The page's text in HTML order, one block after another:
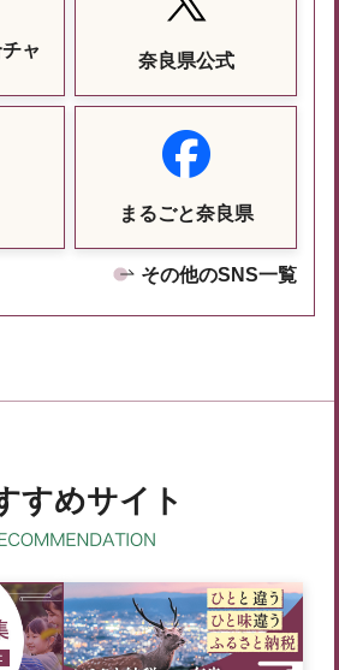
ャ
奈良県公式
まるごと奈良県
その他のSNS一覧
すめサイト